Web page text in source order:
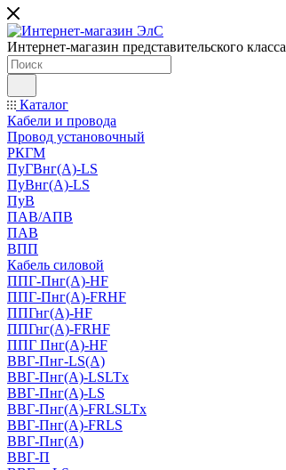
Интернет-магазин представительского класса
Каталог
Кабели и провода
Провод установочный
РКГМ
ПуГВнг(А)-LS
ПуВнг(А)-LS
ПуВ
ПАВ/АПВ
ПАВ
ВПП
Кабель силовой
ППГ-Пнг(А)-HF
ППГ-Пнг(А)-FRHF
ППГнг(А)-HF
ППГнг(А)-FRHF
ППГ Пнг(А)-HF
ВВГ-Пнг-LS(А)
ВВГ-Пнг(А)-LSLTx
ВВГ-Пнг(А)-LS
ВВГ-Пнг(А)-FRLSLTx
ВВГ-Пнг(А)-FRLS
ВВГ-Пнг(А)
ВВГ-П